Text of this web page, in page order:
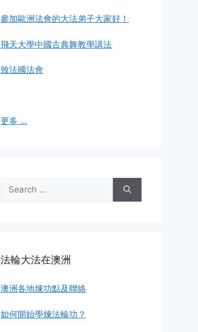
參加歐洲法會的大法弟子大家好！
飛天大學中國古典舞教學講法
致法國法會
更多 …
Search
for:
法輪大法在澳洲
澳洲各地煉功點及聯絡
如何開始學煉法輪功？